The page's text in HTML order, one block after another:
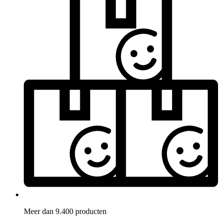
Meer dan 9.400 producten